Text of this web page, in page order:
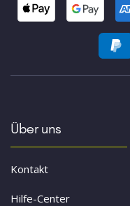
Über uns
Kontakt
Hilfe-Center